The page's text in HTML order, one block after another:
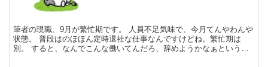
筆者の現職、9月が繁忙期です。 人員不足気味で、今月てんやわんや
状態。 普段はのほほん定時退社な仕事なんですけどね。繁忙期は
別。 すると、なんでこんな働いてんだろ、辞めようかなぁという気